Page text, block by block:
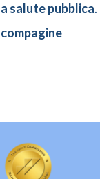
salute pubblica.